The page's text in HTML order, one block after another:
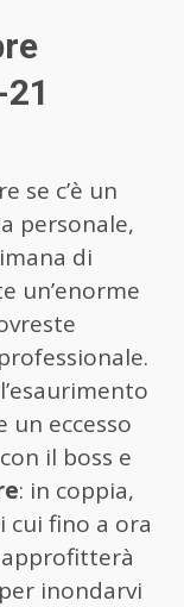
se c’è un
personale,
di
un’enorme
eccesso
il boss e
: in coppia,
fino a ora
inondarvi